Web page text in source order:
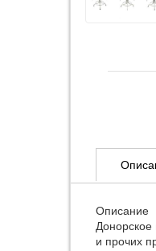
Описание
Донорское
и прочих